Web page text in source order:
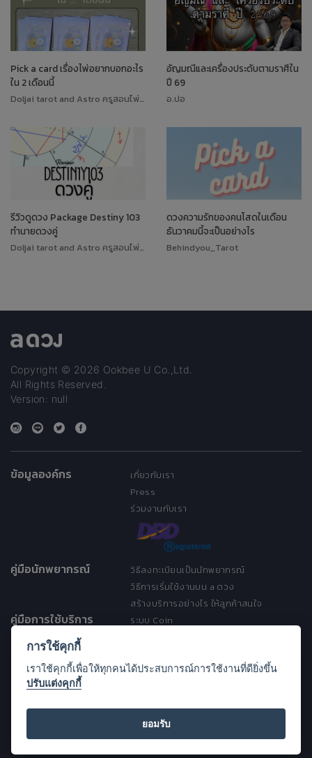
Pick a card เรื่องไพ่อยากบอกอะไร
ใน 2 เดือนนี้
Doljai tarot and Astro ครูสอนไพ่ทาโรต์
อัญมณีและเครื่องประดับตามราศีใน
ปี 69
อ.ปอ
รีวิวดูดวง Package Destiny 103
ทำนายดวงคู่
Doljai tarot and Astro ครูสอนไพ่ทาโรต์
ดวงความรักของคนโสดในเดือน
ธันวาคมนี้จะเป็นอย่างไร
Behindyou_Tarot
Copyright © 2026 Ookbee U Co.,Ltd.
All Rights Reserved.
Version: null
ข้อมูลองค์กร
เกี่ยวกับเรา
Press
ร่วมงานกับเรา
คู่มือนักพยากรณ์
วิธีลงทะเบียนเป็นนักพยากรณ์
วิธีการเริ่มใช้งานบน a ดวง
สร้างบริการอย่างไร ให้ลูกค้าสนใจ
คู่มือการใช้บริการ
ระบบ Coin
ประกาศการคุ้มครองข้อมูลส่วนบุคคล
Open Source License
FAQ
การใช้คุกกี้
เราใช้คุกกี้เพื่อให้ทุกคนได้ประสบการณ์การใช้งานที่ดียิ่งขึ้น
ปรับแต่งคุกกี้
ยอมรับ